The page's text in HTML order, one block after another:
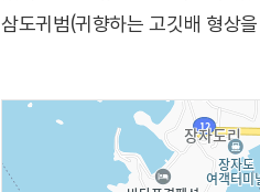
삼도귀범(귀향하는 고깃배 형상